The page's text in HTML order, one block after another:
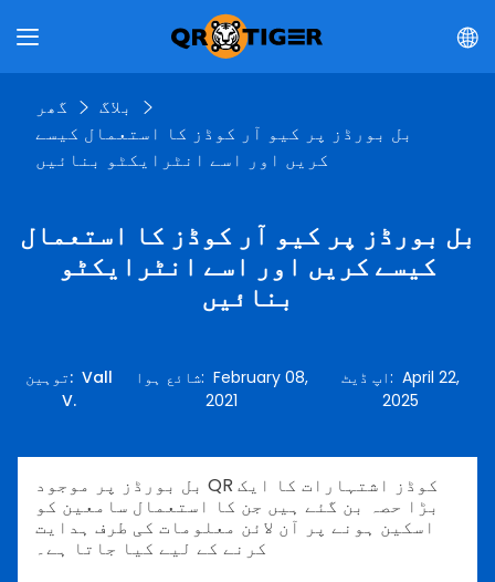
گھر
بلاگ
بل بورڈز پر کیو آر کوڈز کا استعمال کیسے
کریں اور اسے انٹرایکٹو بنائیں
بل بورڈز پر کیو آر کوڈز کا استعمال
کیسے کریں اور اسے انٹرایکٹو
بنائیں
توہین: Vall
V.
شائع ہوا:February 08,
2021
اپ ڈیٹ: April 22,
2025
بل بورڈز پر موجود QR کوڈز اشتہارات کا ایک
بڑا حصہ بن گئے ہیں جن کا استعمال سامعین کو
اسکین ہونے پر آن لائن معلومات کی طرف ہدایت
کرنے کے لیے کیا جاتا ہے۔